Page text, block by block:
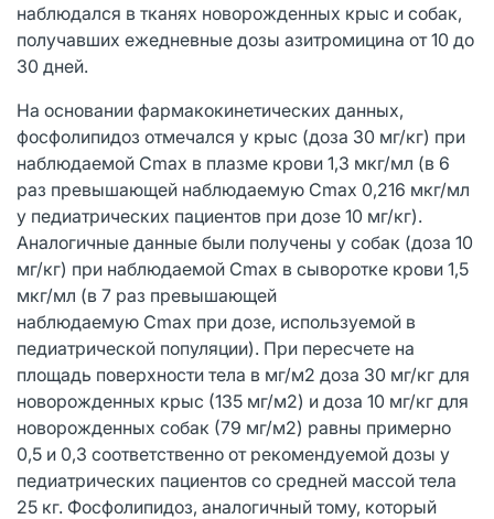
наблюдался в тканях новорожденных крыс и собак,
получавших ежедневные дозы азитромицина от 10 до
30 дней.
На основании фармакокинетических данных,
фосфолипидоз отмечался у крыс (доза 30 мг/кг) при
наблюдаемой Cmax в плазме крови 1,3 мкг/мл (в 6
раз превышающей наблюдаемую Cmax 0,216 мкг/мл
у педиатрических пациентов при дозе 10 мг/кг).
Аналогичные данные были получены у собак (доза 10
мг/кг) при наблюдаемой Cmax в сыворотке крови 1,5
мкг/мл (в 7 раз превышающей
наблюдаемую Cmax при дозе, используемой в
педиатрической популяции). При пересчете на
площадь поверхности тела в мг/м2 доза 30 мг/кг для
новорожденных крыс (135 мг/м2) и доза 10 мг/кг для
новорожденных собак (79 мг/м2) равны примерно
0,5 и 0,3 соответственно от рекомендуемой дозы у
педиатрических пациентов со средней массой тела
25 кг. Фосфолипидоз, аналогичный тому, который